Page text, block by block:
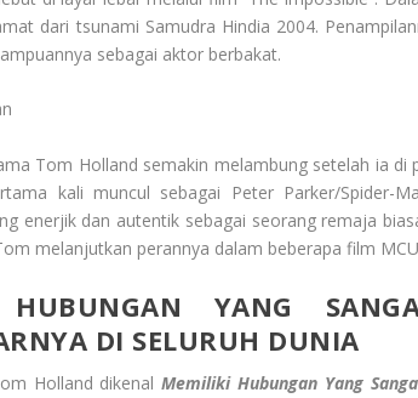
dari tsunami Samudra Hindia 2004.
sebagai aktor berbakat.
Tom Holland semakin melambung setelah ia di
kali muncul sebagai Peter Parker/Spider-
enerjik dan autentik sebagai seorang remaja
melanjutkan perannya dalam beberapa film
HUBUNGAN YANG
DI SELURUH DUNIA
Holland dikenalMemiliki Hubungan Yang